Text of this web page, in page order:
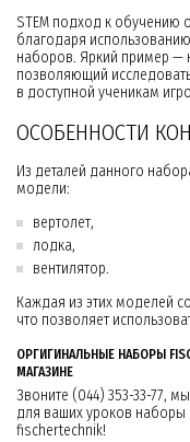
STEM подход к обучению
благодаря
наборов. Яркий пример —
позволяющий
в доступной ученикам
ОСОБЕННОСТИ
Из деталей данного
модели:
вертолет,
лодка,
вентилятор.
Каждая из этих моделей
что позволяет
ОРГИГИНАЛЬНЫЕ НАБОРЫ
МАГАЗИНЕ
Звоните (044) 353-33-77,
для ваших уроков наборы
fischertechnik!